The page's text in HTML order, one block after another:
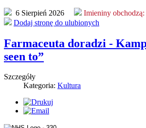
6 Sierpień 2026 Imieniny obchodzą:
Dodaj stronę do ulubionych
Farmaceuta doradzi -
seen to”
Szczegóły
Kategoria: Kultura